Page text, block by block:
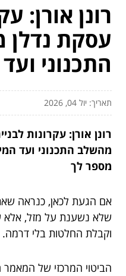
רונן אורן:
עסקת נדלן
התכנוני
תאריך: יול 04, 2026
רונן אורן: עקרונות
מהשלב התכנוני ועד
מספר לך
אם הגעת לכאן, כנראה
שלא נשענת על מזל, אלא
וקבלת החלטות בלי דרמה.
הביטוי המרכזי של